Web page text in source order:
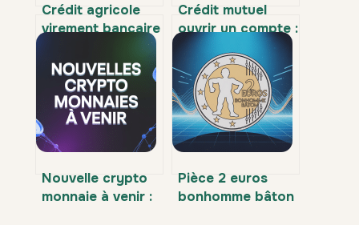
Crédit agricole
virement bancaire
: délais, plafonds
et démarches
expliqués
Crédit mutuel
ouvrir un compte :
démarches,
conditions et
choix à faire
Nouvelle crypto
monnaie à venir :
Pièce 2 euros
bonhomme bâton